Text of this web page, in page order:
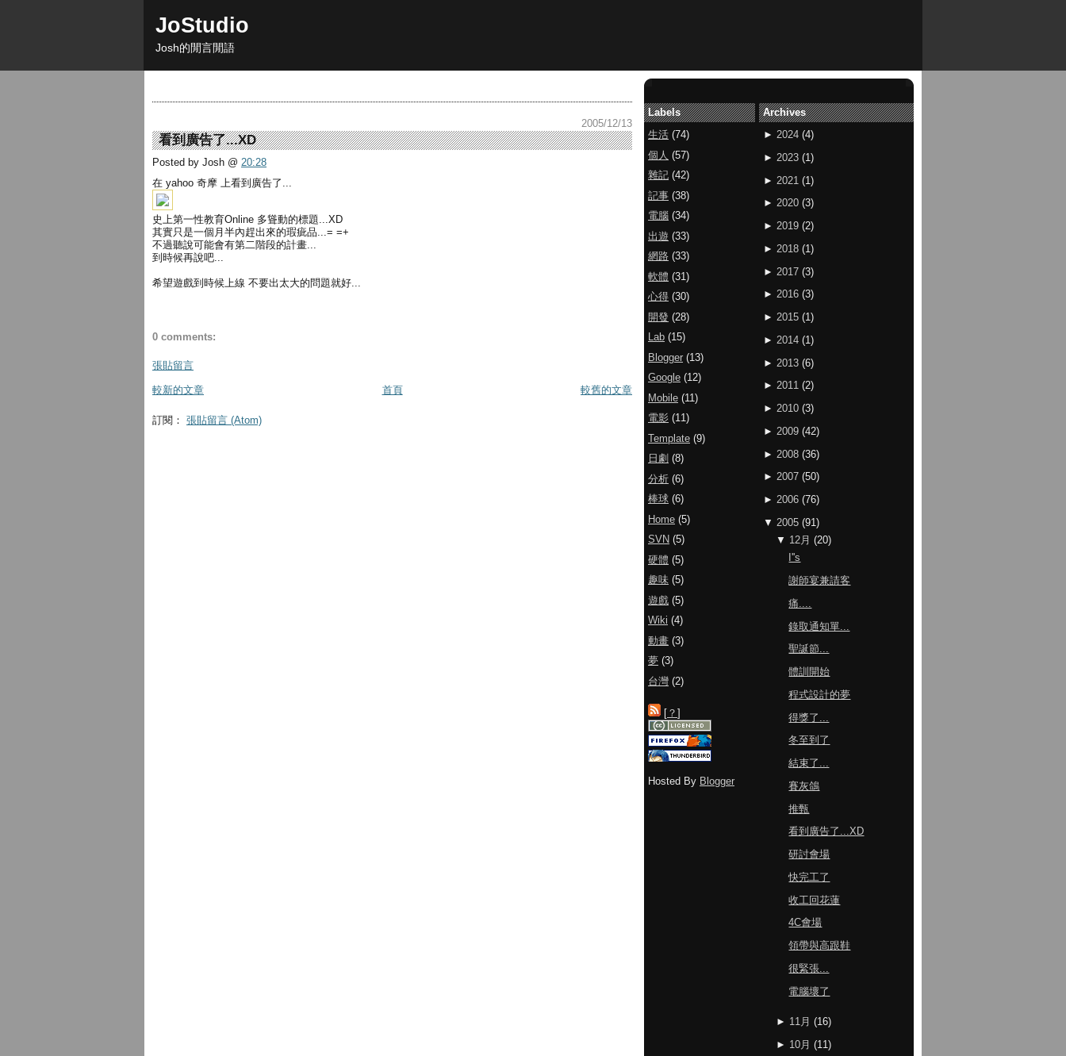
JoStudio
Josh的閒言閒語
2005/12/13
看到廣告了...XD
Posted by Josh @ 20:28
在 yahoo 奇摩 上看到廣告了...
史上第一性教育Online 多聳動的標題...XD
其實只是一個月半內趕出來的瑕疵品...= =+
不過聽說可能會有第二階段的計畫...
到時候再說吧...
希望遊戲到時候上線 不要出太大的問題就好...
0 comments:
張貼留言
較新的文章 較舊的文章
首頁
訂閱： 張貼留言 (Atom)
Archives
► 2024 (4)
► 2023 (1 )
► 2021 (1)
► 2020 (3)
► 2019 (2)
► 2018 (1 )
► 2017 (3)
► 2016 (3)
► 2015 (1)
► 2014 (1 )
► 2013 (6)
► 2011 (2)
► 2010 (3)
► 2009 (42)
► 2008 (36)
► 2007 (50)
► 2006 (76)
▼ 2005 (91 )
▼ 12月 (20)
I''s
謝師宴兼請客
痛....
錄取通知單...
聖誕節...
體訓開始
程式設計的夢
得獎了...
冬至到了
結束了...
賽灰鴿
推甄
看到廣告了...XD
研討會場
快完工了
收工回花蓮
4C會場
領帶與高跟鞋
很緊張...
電腦壞了
► 11月 (16)
► 10月 (11 )
Labels
生活 (74)
個人 (57)
雜記 (42)
記事 (38)
電腦 (34)
出遊 (33)
網路 (33)
軟體 (31)
心得 (30)
開發 (28)
Lab (15)
Blogger (13)
Google (12)
Mobile (11)
電影 (11)
Template (9)
日劇 (8)
分析 (6)
棒球 (6)
Home (5)
SVN (5)
硬體 (5)
趣味 (5)
遊戲 (5)
Wiki (4)
動畫 (3)
夢 (3)
台灣 (2)
[ ？ ]
Hosted By Blogger